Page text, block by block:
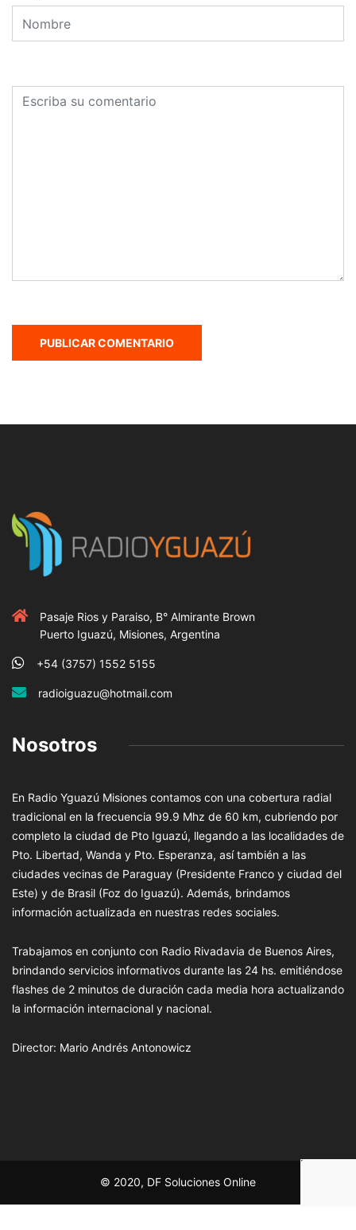
Pasaje Rios y Paraiso, B° Almirante Brown
Puerto Iguazú, Misiones, Argentina
+54 (3757) 1552 5155
radioiguazu@hotmail.com
Nosotros
En Radio Yguazú Misiones contamos con una cobertura radial
tradicional en la frecuencia 99.9 Mhz de 60 km, cubriendo por
completo la ciudad de Pto Iguazú, llegando a las localidades de
Pto. Libertad, Wanda y Pto. Esperanza, así también a las
ciudades vecinas de Paraguay (Presidente Franco y ciudad del
Este) y de Brasil (Foz do Iguazú). Además, brindamos
información actualizada en nuestras redes sociales.
Trabajamos en conjunto con Radio Rivadavia de Buenos Aires,
brindando servicios informativos durante las 24 hs. emitiéndose
flashes de 2 minutos de duración cada media hora actualizando
la información internacional y nacional.
Director: Mario Andrés Antonowicz
© 2020, DF Soluciones Online